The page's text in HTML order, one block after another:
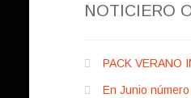
NOTICIERO
PACK VERANO
En Junio